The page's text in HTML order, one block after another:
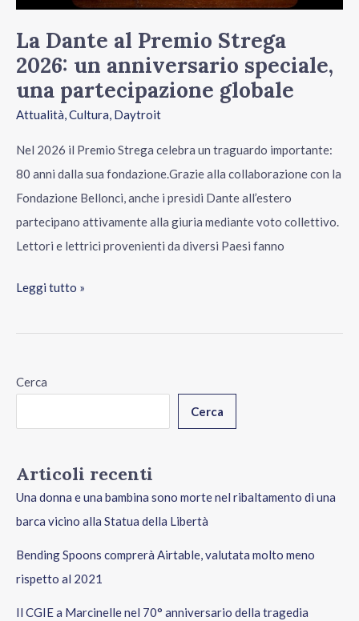
La Dante al Premio Strega
2026: un anniversario speciale,
una partecipazione globale
Attualità,Cultura, Daytroit
Nel 2026 il Premio Strega celebra un traguardo importante:
80 anni dalla sua fondazione.Grazie alla collaborazione con la
Fondazione Bellonci, anche i presìdi Dante all’estero
partecipano attivamente alla giuria mediante voto collettivo.
Lettori e lettrici provenienti da diversi Paesi fanno
Leggi tutto »
Cerca
Cerca
Articoli recenti
Una donna e una bambina sono morte nel ribaltamento di una
barca vicino alla Statua della Libertà
Bending Spoons comprerà Airtable, valutata molto meno
rispetto al 2021
Il CGIE a Marcinelle nel 70° anniversario della tragedia